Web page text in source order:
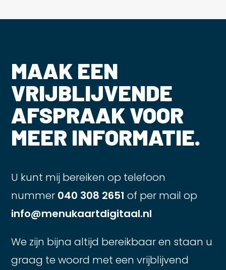
MAAK EEN
VRIJBLIJVENDE
AFSPRAAK VOOR
MEER INFORMATIE.
U kunt mij bereiken op telefoon
nummer 040 308 2651 of per mail op
info@menukaartdigitaal.nl
We zijn bijna altijd bereikbaar en staan u
graag te woord met een vrijblijvend